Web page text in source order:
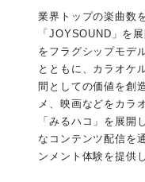
業界トップの楽曲数
「JOYSOUND」を
をフラグシップモデ
とともに、カラオケ
間としての価値を創
メ、映画などをカラ
「みるハコ」を展開
なコンテンツ配信を
ンメント体験を提供